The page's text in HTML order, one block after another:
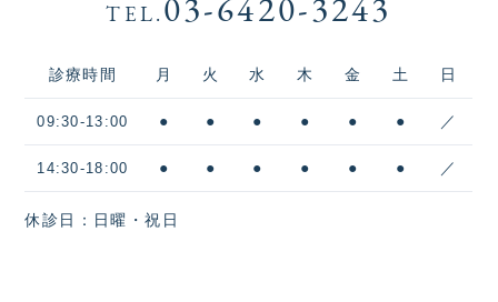
TEL. 03-6420-3243
診療時間 月 火 水 木 金 土 日
09:30-13:00 ● ● ● ● ● ● ／
14:30-18:00 ● ● ● ● ● ● ／
休診日：日曜・祝日